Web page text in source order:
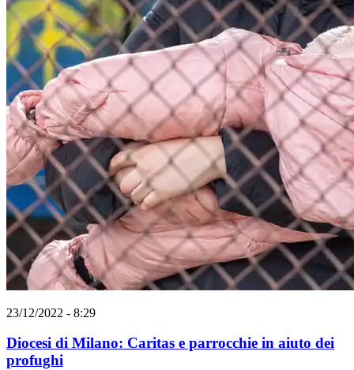
23/12/2022 - 8:29
Diocesi di Milano: Caritas e parrocchie in aiuto dei
profughi